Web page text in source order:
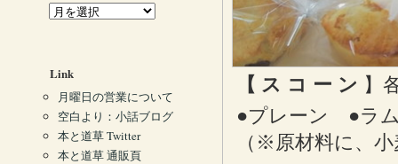
【 ス コ ー ン 】
●プレーン ●ラ
（※原材料に、
Link
月曜日の営業について
空白より：小話ブログ
本と道草 Twitter
本と道草 通販頁